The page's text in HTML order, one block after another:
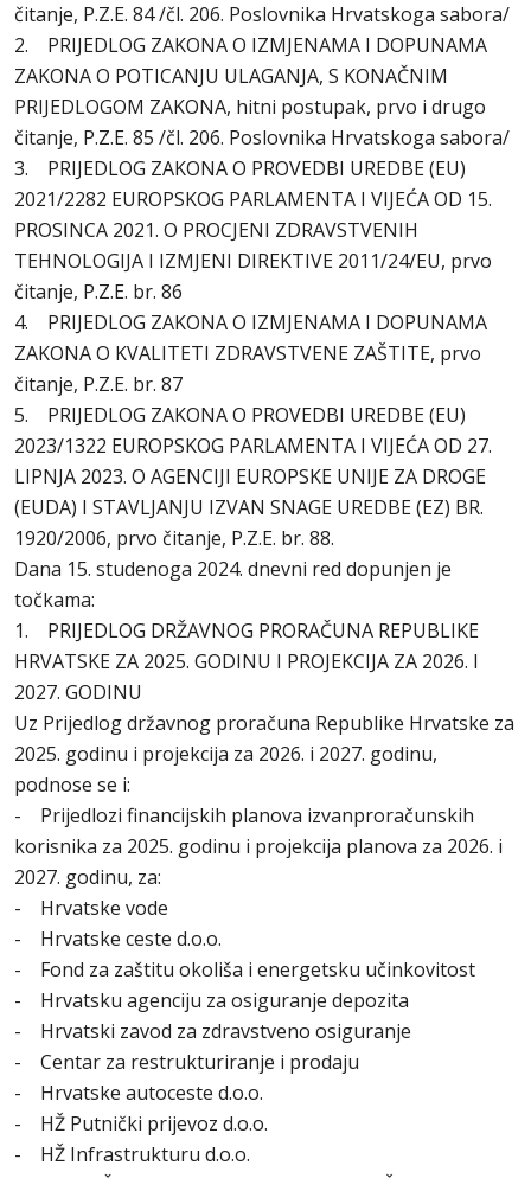
čitanje, P.Z.E. 84 /čl. 206. Poslovnika Hrvatskoga sabora/
2. PRIJEDLOG ZAKONA O IZMJENAMA I DOPUNAMA
ZAKONA O POTICANJU ULAGANJA, S KONAČNIM
PRIJEDLOGOM ZAKONA, hitni postupak, prvo i drugo
čitanje, P.Z.E. 85 /čl. 206. Poslovnika Hrvatskoga sabora/
3. PRIJEDLOG ZAKONA O PROVEDBI UREDBE (EU)
2021/2282 EUROPSKOG PARLAMENTA I VIJEĆA OD 15.
PROSINCA 2021. O PROCJENI ZDRAVSTVENIH
TEHNOLOGIJA I IZMJENI DIREKTIVE 2011/24/EU, prvo
čitanje, P.Z.E. br. 86
4. PRIJEDLOG ZAKONA O IZMJENAMA I DOPUNAMA
ZAKONA O KVALITETI ZDRAVSTVENE ZAŠTITE, prvo
čitanje, P.Z.E. br. 87
5. PRIJEDLOG ZAKONA O PROVEDBI UREDBE (EU)
2023/1322 EUROPSKOG PARLAMENTA I VIJEĆA OD 27.
LIPNJA 2023. O AGENCIJI EUROPSKE UNIJE ZA DROGE
(EUDA) I STAVLJANJU IZVAN SNAGE UREDBE (EZ) BR.
1920/2006, prvo čitanje, P.Z.E. br. 88.
Dana 15. studenoga 2024. dnevni red dopunjen je
točkama:
1. PRIJEDLOG DRŽAVNOG PRORAČUNA REPUBLIKE
HRVATSKE ZA 2025. GODINU I PROJEKCIJA ZA 2026. I
2027. GODINU
Uz Prijedlog državnog proračuna Republike Hrvatske za
2025. godinu i projekcija za 2026. i 2027. godinu,
podnose se i:
- Prijedlozi financijskih planova izvanproračunskih
korisnika za 2025. godinu i projekcija planova za 2026. i
2027. godinu, za:
- Hrvatske vode
- Hrvatske ceste d.o.o.
- Fond za zaštitu okoliša i energetsku učinkovitost
- Hrvatsku agenciju za osiguranje depozita
- Hrvatski zavod za zdravstveno osiguranje
- Centar za restrukturiranje i prodaju
- Hrvatske autoceste d.o.o.
- HŽ Putnički prijevoz d.o.o.
- HŽ Infrastrukturu d.o.o.